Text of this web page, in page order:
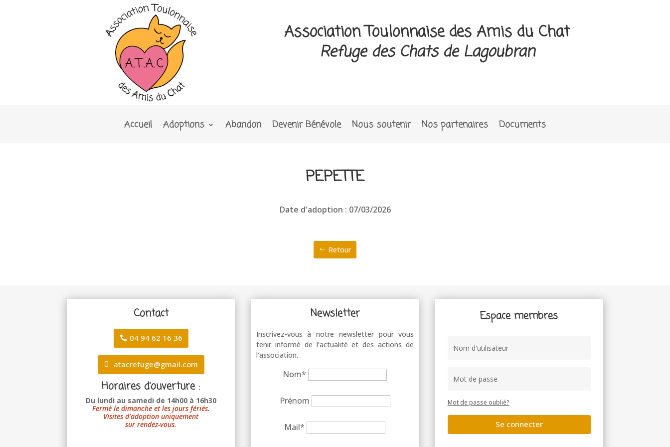
Association Toulonnaise des Amis du Chat
Refuge des Chats de Lagoubran
Accueil Adoptions Abandon Devenir Bénévole Nous soutenir Nos partenaires Documents
PEPETTE
Date d'adoption : 07/03/2026
Retour
Contact
04 94 62 16 36
atacrefuge@gmail.com
Horaires d’ouverture :
Du lundi au samedi de 14h00 à 16h30
Fermé le dimanche et les jours fériés.
Visites d’adoption uniquement
sur rendez-vous.
Newsletter
Inscrivez-vous à notre newsletter pour vous
tenir informé de l’actualité et des actions de
l’association.
Nom*
Prénom
Mail*
Espace membres
Mot de passe oublié?
Se connecter